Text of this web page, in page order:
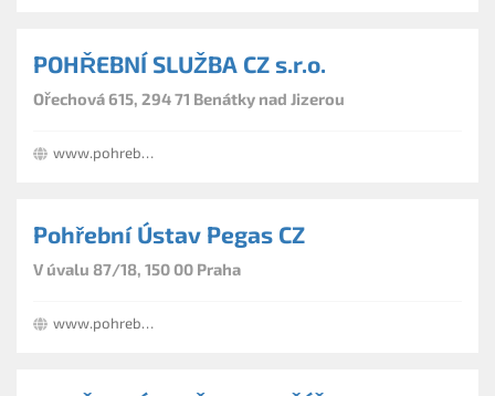
POHŘEBNÍ SLUŽBA CZ s.r.o.
Ořechová 615, 294 71 Benátky nad Jizerou
www.pohrebnisluzbacz.cz
Pohřební Ústav Pegas CZ
V úvalu 87/18, 150 00 Praha
www.pohrebnisluzbapraha.cz